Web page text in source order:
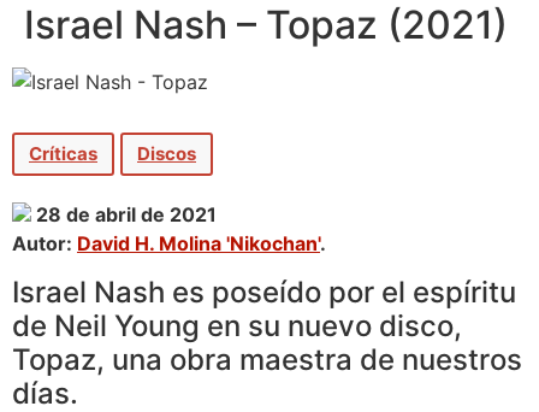
Israel Nash – Topaz (2021)
Críticas Discos
28 de abril de 2021
Autor: David H. Molina 'Nikochan'.
Israel Nash es poseído por el espíritu
de Neil Young en su nuevo disco,
Topaz, una obra maestra de nuestros
días.